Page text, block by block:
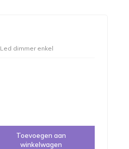
Led dimmer enkel
Toevoegen aan
winkelwagen